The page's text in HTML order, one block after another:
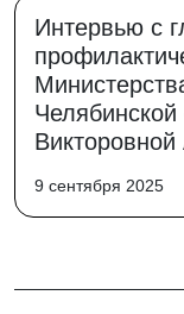
Интервью с
Викторовной
9 сентября 2025